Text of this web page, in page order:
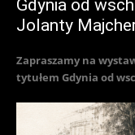
Gdynia od
Jolanty
Zapraszamy na
tytułem Gdynia od